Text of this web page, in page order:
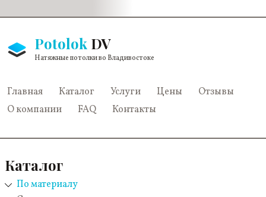
Potolok DV
Натяжные потолки во Владивостоке
Главная Каталог Услуги Цены
Отзывы
О компании
FAQ Контакты
Каталог
По материалу